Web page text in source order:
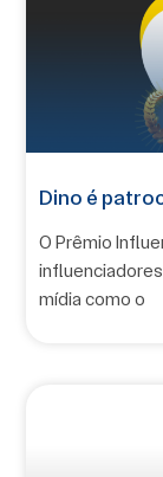
Dino é
O Prêmio
mídia como o